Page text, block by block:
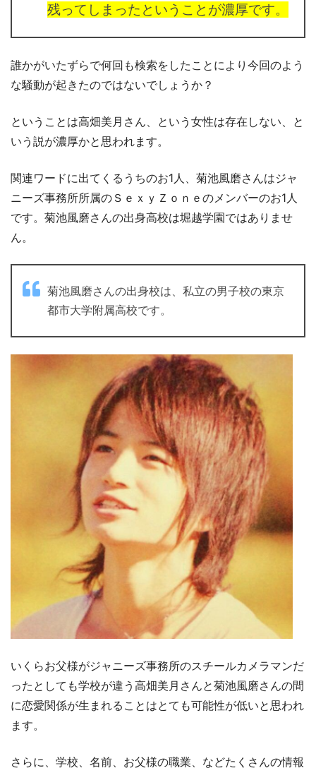
残ってしまったということが濃厚です。
誰かがいたずらで何回も検索をしたことにより今回のよう
な騒動が起きたのではないでしょうか？
ということは高畑美月さん、という女性は存在しない、と
いう説が濃厚かと思われます。
関連ワードに出てくるうちのお1人、菊池風磨さんはジャ
ニーズ事務所所属のＳｅｘｙＺｏｎｅのメンバーのお1人
です。菊池風磨さんの出身高校は堀越学園ではありませ
ん。
菊池風磨さんの出身校は、私立の男子校の東京
都市大学附属高校です。
いくらお父様がジャニーズ事務所のスチールカメラマンだ
ったとしても学校が違う高畑美月さんと菊池風磨さんの間
に恋愛関係が生まれることはとても可能性が低いと思われ
ます。
さらに、学校、名前、お父様の職業、などたくさんの情報